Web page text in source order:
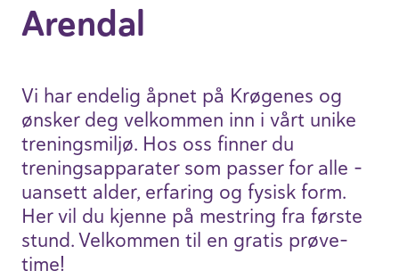
Arendal
Vi har endelig åpnet på Krøgenes og
ønsker deg velkommen inn i vårt unike
trenings­miljø. Hos oss finner du
trenings­ap­pa­rater som passer for alle –
uansett alder, erfaring og fysisk form.
Her vil du kjenne på mest­ring fra første
stund. Velkommen til en gratis prøve­
time!